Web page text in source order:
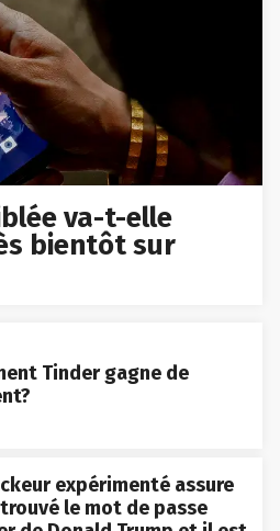
va-t-elle
bientôt sur
Tinder gagne de
expérimenté assure
le mot de passe